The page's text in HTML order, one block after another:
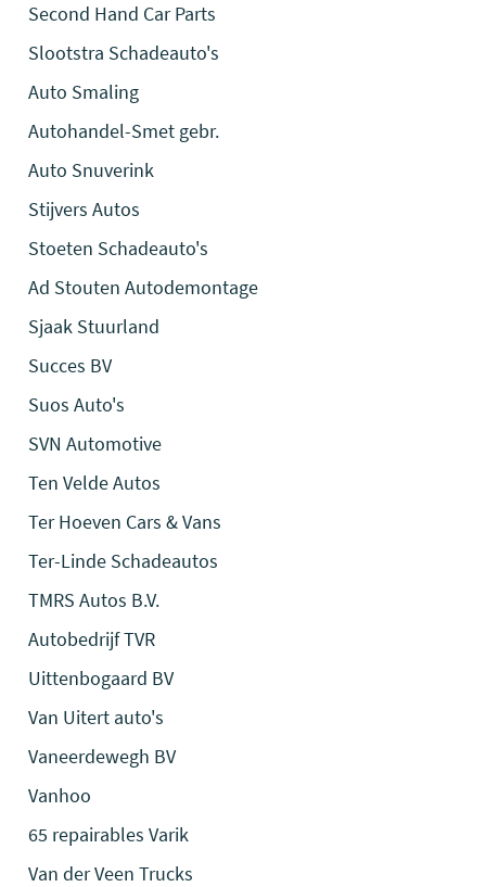
Second Hand Car Parts
Slootstra Schadeauto's
Auto Smaling
Autohandel-Smet gebr.
Auto Snuverink
Stijvers Autos
Stoeten Schadeauto's
Ad Stouten Autodemontage
Sjaak Stuurland
Succes BV
Suos Auto's
SVN Automotive
Ten Velde Autos
Ter Hoeven Cars & Vans
Ter-Linde Schadeautos
TMRS Autos B.V.
Autobedrijf TVR
Uittenbogaard BV
Van Uitert auto's
Vaneerdewegh BV
Vanhoo
65 repairables Varik
Van der Veen Trucks